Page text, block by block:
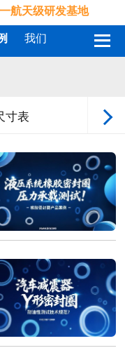
航天级研发基地
我们
寸表